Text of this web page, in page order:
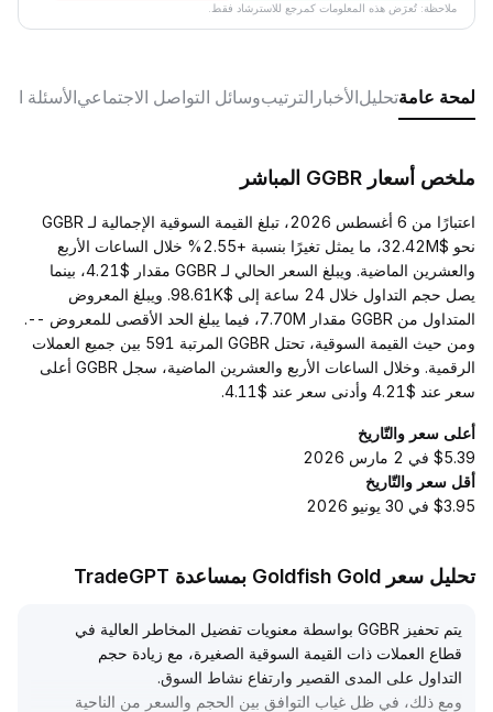
ملاحظة: تُعرَض هذه المعلومات كمرجع للاسترشاد فقط.
لمحة عامةتحليلالأخبار الترتيبوسائل التواصل الاجتماعيالأسئلة
ملخص أسعار GGBR المباشر
اعتبارًا من 6 أغسطس 2026، تبلغ القيمة السوقية الإجمالية لـ GGBR
نحو $32.42M، ما يمثل تغيرًا بنسبة +2.55% خلال الساعات الأربع
والعشرين الماضية. ويبلغ السعر الحالي لـ GGBR مقدار $4.21، بينما
يصل حجم التداول خلال 24 ساعة إلى $98.61K. ويبلغ المعروض
المتداول من GGBR مقدار 7.70M، فيما يبلغ الحد الأقصى للمعروض --.
ومن حيث القيمة السوقية، تحتل GGBR المرتبة 591 بين جميع العملات
الرقمية. وخلال الساعات الأربع والعشرين الماضية، سجل GGBR أعلى
سعر عند $4.21 وأدنى سعر عند $4.11.
أعلى سعر والتّاريخ
$5.39 في 2 مارس 2026
أقل سعر والتّاريخ
$3.95 في 30 يونيو 2026
تحليل سعر Goldfish Gold بمساعدة TradeGPT
يتم تحفيز GGBR بواسطة معنويات تفضيل المخاطر العالية في
قطاع العملات ذات القيمة السوقية الصغيرة، مع زيادة حجم
التداول على المدى القصير وارتفاع نشاط السوق.
ومع ذلك، في ظل غياب التوافق بين الحجم والسعر من الناحية